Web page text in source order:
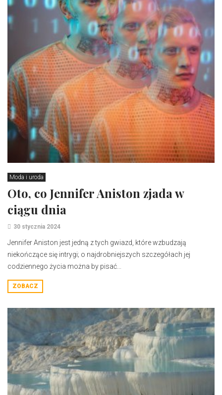
Moda i uroda
Oto, co Jennifer Aniston zjada w
ciągu dnia
30 stycznia 2024
Jennifer Aniston jest jedną z tych gwiazd, które wzbudzają
niekończące się intrygi; o najdrobniejszych szczegółach jej
codziennego życia można by pisać...
ZOBACZ